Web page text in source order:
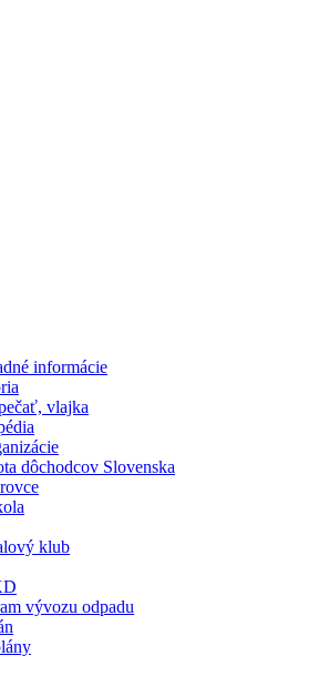
informácie
vlajka
dôchodcov Slovenska
klub
vývozu odpadu